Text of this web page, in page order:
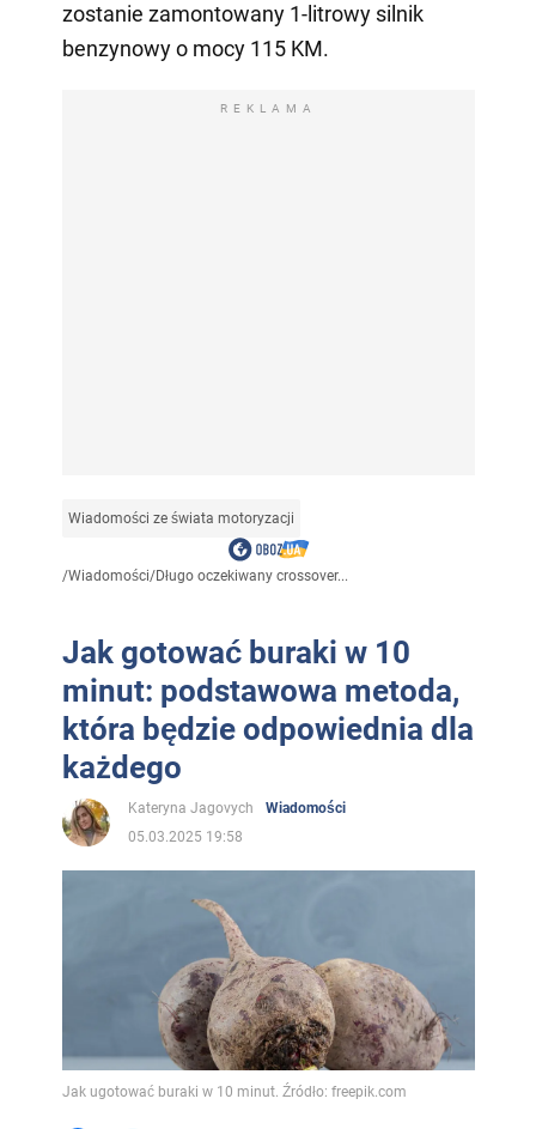
zostanie zamontowany 1-litrowy silnik
benzynowy o mocy 115 KM.
REKLAMA
Wiadomości ze świata motoryzacji
/Wiadomości/Długo oczekiwany crossover...
Jak gotować buraki w 10
minut: podstawowa metoda,
która będzie odpowiednia dla
każdego
Kateryna Jagovych
Wiadomości
05.03.2025 19:58
Jak ugotować buraki w 10 minut. Źródło: freepik.com